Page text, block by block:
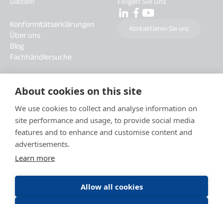
About cookies on this site
We use cookies to collect and analyse information on
site performance and usage, to provide social media
features and to enhance and customise content and
advertisements.
Learn more
Allow all cookies
Konformitätserklärungen
Über uns
Blog
Fachhändlersuche
Kontaktieren Sie uns